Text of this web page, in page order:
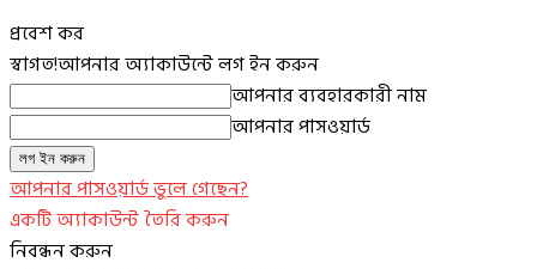
প্রবেশ কর
স্বাগত!আপনার অ্যাকাউন্টে লগ ইন করুন
আপনার ব্যবহারকারী নাম
আপনার পাসওয়ার্ড
আপনার পাসওয়ার্ড ভুলে গেছেন?
একটি অ্যাকাউন্ট তৈরি করুন
নিবন্ধন করুন